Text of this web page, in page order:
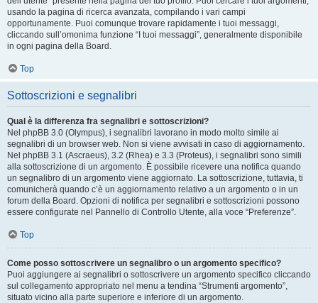
usando la pagina di ricerca avanzata, compilando i vari campi
opportunamente. Puoi comunque trovare rapidamente i tuoi messaggi,
cliccando sull’omonima funzione “I tuoi messaggi”, generalmente disponibile
in ogni pagina della Board.
Top
Sottoscrizioni e segnalibri
Qual è la differenza fra segnalibri e sottoscrizioni?
Nel phpBB 3.0 (Olympus), i segnalibri lavorano in modo molto simile ai
segnalibri di un browser web. Non si viene avvisati in caso di aggiornamento.
Nel phpBB 3.1 (Ascraeus), 3.2 (Rhea) e 3.3 (Proteus), i segnalibri sono simili
alla sottoscrizione di un argomento. È possibile ricevere una notifica quando
un segnalibro di un argomento viene aggiornato. La sottoscrizione, tuttavia, ti
comunicherà quando c’è un aggiornamento relativo a un argomento o in un
forum della Board. Opzioni di notifica per segnalibri e sottoscrizioni possono
essere configurate nel Pannello di Controllo Utente, alla voce “Preferenze”.
Top
Come posso sottoscrivere un segnalibro o un argomento specifico?
Puoi aggiungere ai segnalibri o sottoscrivere un argomento specifico cliccando
sul collegamento appropriato nel menu a tendina “Strumenti argomento”,
situato vicino alla parte superiore e inferiore di un argomento.